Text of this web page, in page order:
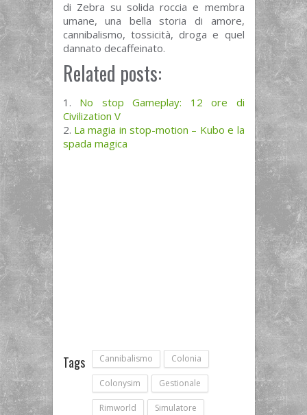
di Zebra su solida roccia e membra
umane, una bella storia di amore,
cannibalismo, tossicità, droga e quel
dannato decaffeinato.
Related posts:
No stop Gameplay: 12 ore di
Civilization V
La magia in stop-motion – Kubo e la
spada magica
Tags Cannibalismo Colonia
Colonysim Gestionale
Rimworld Simulatore